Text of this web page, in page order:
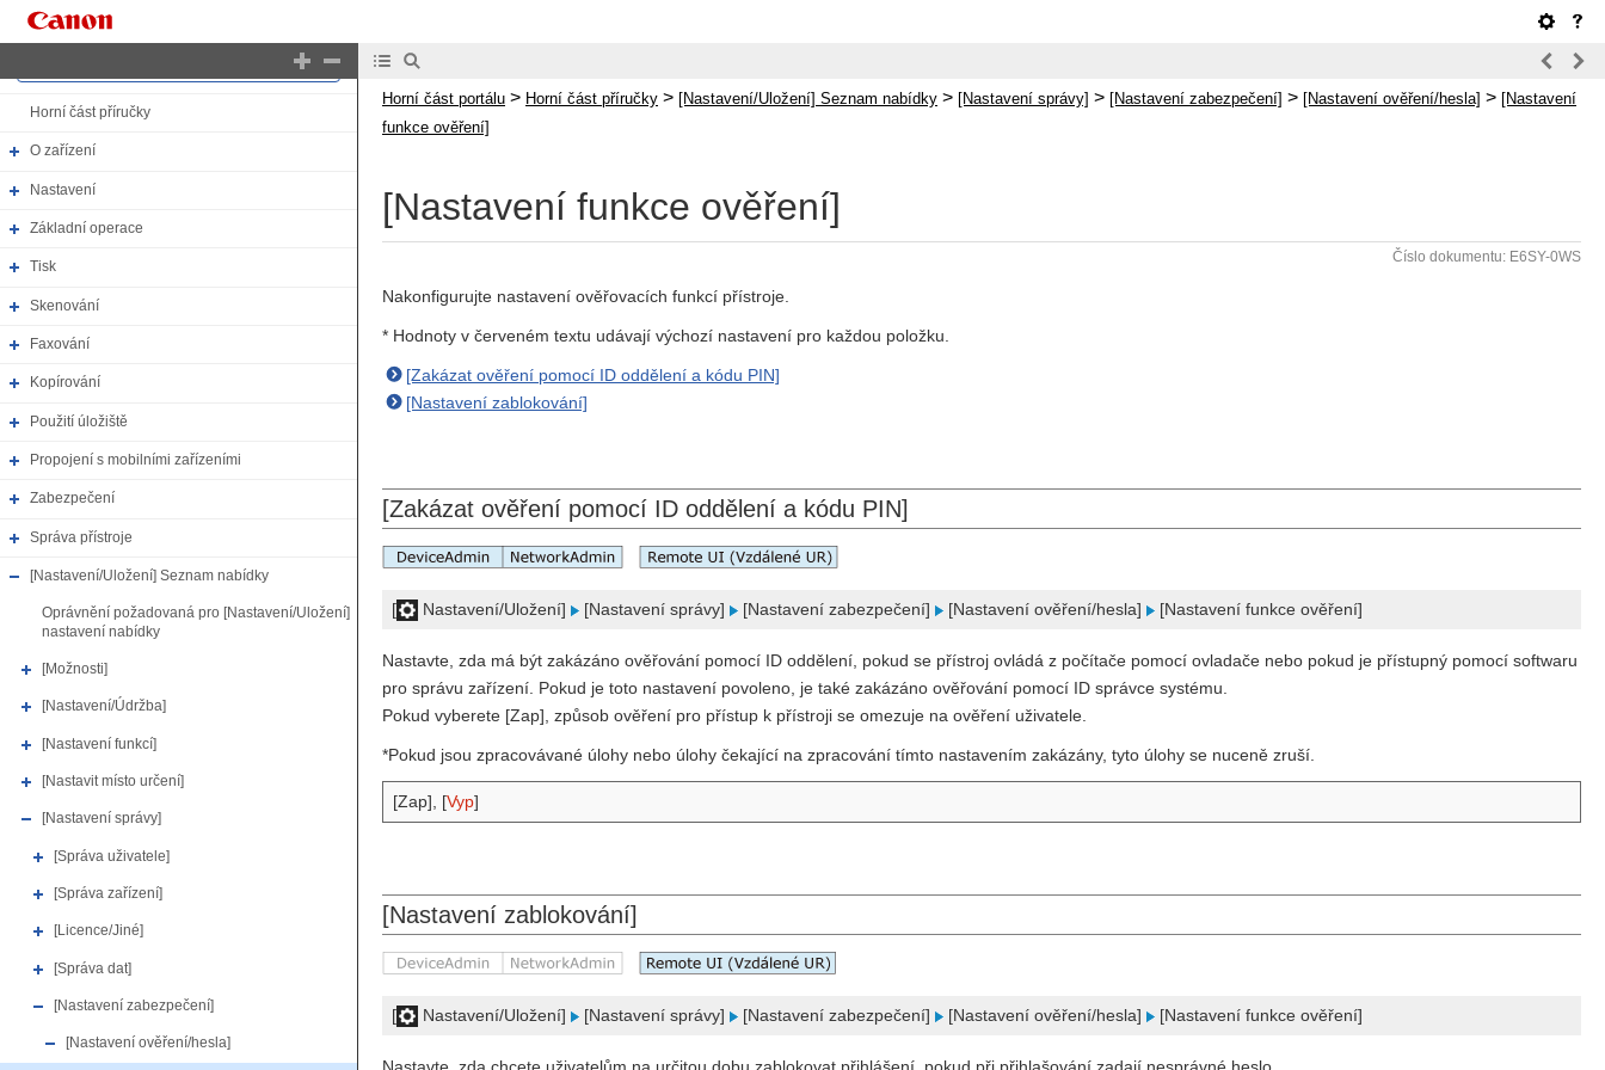
Horní část příručky
O zařízení
Nastavení
Základní operace
Tisk
Skenování
Faxování
Kopírování
Použití úložiště
Propojení s mobilními zařízeními
Zabezpečení
Správa přístroje
[Nastavení/Uložení] Seznam nabídky
Oprávnění požadovaná pro [Nastavení/Uložení]
nastavení nabídky
[Možnosti]
[Nastavení/Údržba]
[Nastavení funkcí]
[Nastavit místo určení]
[Nastavení správy]
[Správa uživatele]
[Správa zařízení]
[Licence/Jiné]
[Správa dat]
[Nastavení zabezpečení]
[Nastavení ověření/hesla]
Horní část portálu > Horní část příručky > [Nastavení/Uložení] Seznam nabídky > [Nastavení správy] > [Nastavení zabezpečení] > [Nastavení ověření/hesla] > [Nastavení
funkce ověření]
[Nastavení funkce ověření]
Číslo dokumentu: E6SY-0WS
Nakonfigurujte nastavení ověřovacích funkcí přístroje.
* Hodnoty v červeném textu udávají výchozí nastavení pro každou položku.
[Zakázat ověření pomocí ID oddělení a kódu PIN]
[Nastavení zablokování]
[Zakázat ověření pomocí ID oddělení a kódu PIN]
[ Nastavení/Uložení] [Nastavení správy] [Nastavení zabezpečení] [Nastavení ověření/hesla] [Nastavení funkce ověření]
Nastavte, zda má být zakázáno ověřování pomocí ID oddělení, pokud se přístroj ovládá z počítače pomocí ovladače nebo pokud je přístupný pomocí softwaru
pro správu zařízení. Pokud je toto nastavení povoleno, je také zakázáno ověřování pomocí ID správce systému.
Pokud vyberete [Zap], způsob ověření pro přístup k přístroji se omezuje na ověření uživatele.
*Pokud jsou zpracovávané úlohy nebo úlohy čekající na zpracování tímto nastavením zakázány, tyto úlohy se nuceně zruší.
[Zap], [Vyp]
[Nastavení zablokování]
[ Nastavení/Uložení] [Nastavení správy] [Nastavení zabezpečení] [Nastavení ověření/hesla] [Nastavení funkce ověření]